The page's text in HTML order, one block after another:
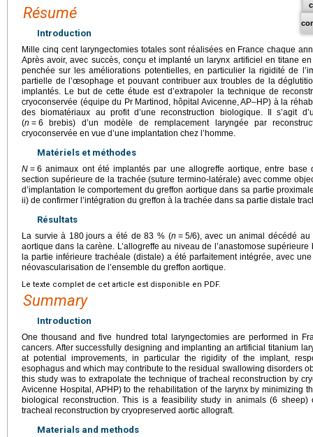
Résumé
Introduction
Mille cinq cent laryngectomies totales sont réalisées en France chaque
Après avoir, avec succès, conçu et implanté un larynx artificiel en titane
penchée sur les améliorations potentielles, en particulier la rigidité de
partielle de l’œsophage et pouvant contribuer aux troubles de la
implantés. Le but de cette étude est d’extrapoler la technique de
cryoconservée (équipe du Pr Martinod, hôpital Avicenne, AP–HP) à la
des biomatériaux au profit d’une reconstruction biologique. Il s’agit
(n = 6 brebis) d’un modèle de remplacement laryngée par
cryoconservée en vue d’une implantation chez l’homme.
Matériels et méthodes
N = 6 animaux ont été implantés par une allogreffe aortique, entre base
section supérieure de la trachée (suture termino-latérale) avec comme
d’implantation le comportement du greffon aortique dans sa partie
ii) de confirmer l’intégration du greffon à la trachée dans sa partie distale
Résultats
La survie à 180 jours a été de 83 % (n = 5/6), avec un animal décédé
aortique dans la carène. L’allogreffe au niveau de l’anastomose
la partie inférieure trachéale (distale) a été parfaitement intégrée, avec
néovascularisation de l’ensemble du greffon aortique.
Le texte complet de cet article est disponible en PDF.
Summary
Introduction
One thousand and five hundred total laryngectomies are performed in
cancers. After successfully designing and implanting an artificial titanium
at potential improvements, in particular the rigidity of the implant,
esophagus and which may contribute to the residual swallowing disorders
this study was to extrapolate the technique of tracheal reconstruction by
Avicenne Hospital, APHP) to the rehabilitation of the larynx by minimizing
biological reconstruction. This is a feasibility study in animals (6
tracheal reconstruction by cryopreserved aortic allograft.
Materials and methods